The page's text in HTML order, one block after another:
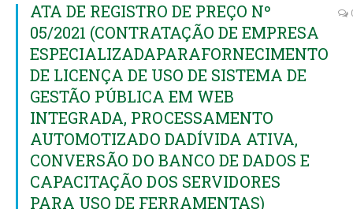
ATA DE REGISTRO DE PREÇO Nº
05/2021 (CONTRATAÇÃO DE EMPRESA
ESPECIALIZADAPARAFORNECIMENTO
DE LICENÇA DE USO DE SISTEMA DE
GESTÃO PÚBLICA EM WEB
INTEGRADA, PROCESSAMENTO
AUTOMOTIZADO DADÍVIDA ATIVA,
CONVERSÃO DO BANCO DE DADOS E
CAPACITAÇÃO DOS SERVIDORES
PARA USO DE FERRAMENTAS)